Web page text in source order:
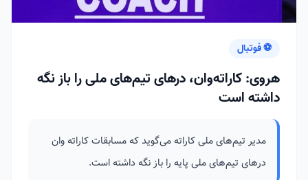
⚽ فوتبال
هروی: کاراته‌وان، درهای تیم‌های ملی را باز نگه
داشته است
مدیر تیم‌های ملی کاراته می‌گوید که مسابقات کاراته وان
درهای تیم‌های ملی پایه را باز نگه داشته است.